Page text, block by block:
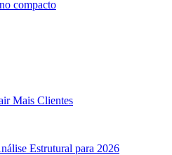
compacto
Mais Clientes
Estrutural para 2026